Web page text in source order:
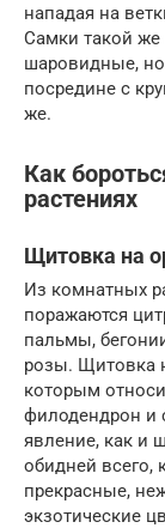
нападая на
Самки такой же
шаровидные,
посредине с
же.
Как
растениях
Щитовка на
Из комнатных
поражаются
пальмы,
розы. Щитовка
которым
филодендрон и
явление, как и
обидней всего,
прекрасные,
экзотические